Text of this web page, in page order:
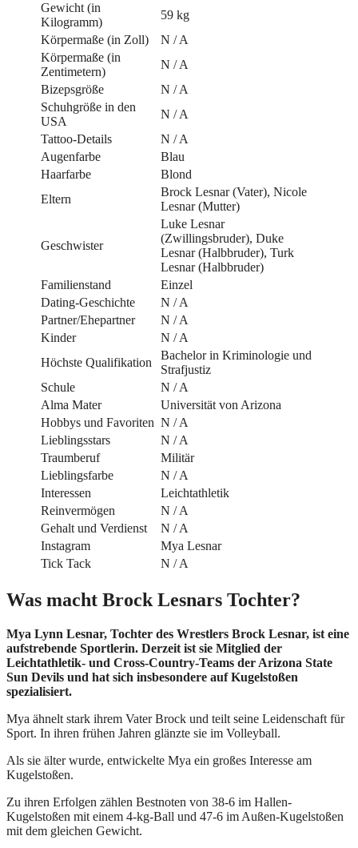
Gewicht (in
Kilogramm)
59 kg
Körpermaße (in Zoll)
N / A
Körpermaße (in
Zentimetern)
N / A
Bizepsgröße
N / A
Schuhgröße in den
USA
N / A
Tattoo-Details
N / A
Augenfarbe
Blau
Haarfarbe
Blond
Eltern
Brock Lesnar (Vater), Nicole
Lesnar (Mutter)
Geschwister
Luke Lesnar
(Zwillingsbruder), Duke
Lesnar (Halbbruder), Turk
Lesnar (Halbbruder)
Familienstand
Einzel
Dating-Geschichte
N / A
Partner/Ehepartner
N / A
Kinder
N / A
Höchste Qualifikation
Bachelor in Kriminologie und
Strafjustiz
Schule
N / A
Alma Mater
Universität von Arizona
Hobbys und Favoriten N / A
Lieblingsstars
N / A
Traumberuf
Militär
Lieblingsfarbe
N / A
Interessen
Leichtathletik
Reinvermögen
N / A
Gehalt und Verdienst
N / A
Instagram
Mya Lesnar
Tick ​​Tack
N / A
Was macht Brock Lesnars Tochter?
Mya Lynn Lesnar, Tochter des Wrestlers Brock Lesnar, ist eine
aufstrebende Sportlerin. Derzeit ist sie Mitglied der
Leichtathletik- und Cross-Country-Teams der Arizona State
Sun Devils und hat sich insbesondere auf Kugelstoßen
spezialisiert.
Mya ähnelt stark ihrem Vater Brock und teilt seine Leidenschaft für
Sport. In ihren frühen Jahren glänzte sie im Volleyball.
Als sie älter wurde, entwickelte Mya ein großes Interesse am
Kugelstoßen.
Zu ihren Erfolgen zählen Bestnoten von 38-6 im Hallen-
Kugelstoßen mit einem 4-kg-Ball und 47-6 im Außen-Kugelstoßen
mit dem gleichen Gewicht.